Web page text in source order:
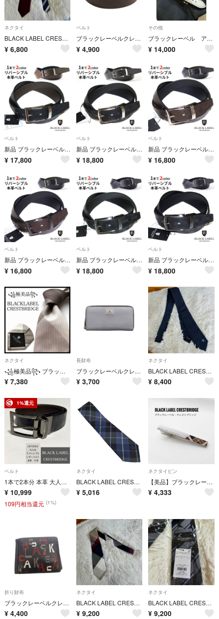
ネクタイ
BLACK LABEL CRESTBRIDGE ネクタイ 美品
¥ 6,800
ベルト
ブラックレーベルクレストブリッジ ベルト ハトメ 5穴 レザー 茶 ブラウン
¥ 4,900
その他
ブラックレーベル アップルウォッチバンド
¥ 14,000
ベルト
新品 ブラックレーベル クレストブリッジ リバーシブル レザーベルト 牛革
¥ 17,800
ベルト
新品 ブラックレーベル クレストブリッジ リバーシブル レザーベルト 牛革
¥ 18,800
ベルト
新品 ブラックレーベル クレストブリッジ リバーシブル レザーベルト 牛革
¥ 16,800
ベルト
新品 ブラックレーベル クレストブリッジ リバーシブル レザーベルト
¥ 16,800
ベルト
新品 ブラックレーベル クレストブリッジ リバーシブル レザーベルト 牛革
¥ 18,800
ベルト
新品 ブラックレーベル クレストブリッジ リバーシブル レザーベルト 牛革
¥ 18,800
ネクタイ
꧁極美品꧂ ブラックレーベルクレストブリッジ ネクタイ メガチェック グレー
¥ 7,380
長財布
ブラックレーベルクレストブリッジ ラウンドジップロング 長財布 ウォレット
¥ 3,700
ネクタイ
BLACK LABEL CRESTBRIDGE ネクタイ ドット柄 細身 美品
¥ 8,400
1%還元
ベルト
1本で2本分 本革 大人気 ブラックレーベル リバーシブル レザー ベルト
¥ 10,999
109円相当還元 (1%)
ネクタイ
BLACK LABEL CRESTBRIDGE(ブラックレーベルクレストブリッジ
¥ 5,016
ネクタイピン
【美品】ブラックレーベル クレストブリッジ ネクタイピン チェック シルバー
¥ 4,333
折り財布
ブラックレーベルクレストブリッジ 二つ折り財布 ウォレット 小銭入れあり 黒
¥ 4,400
ネクタイ
BLACK LABEL CRESTBRIDGE ネクタイ チェック柄 美品
¥ 9,200
ネクタイ
BLACK LABEL CRESTBRIDGE ネクタイ 新品未使用 タグ付
¥ 9,200